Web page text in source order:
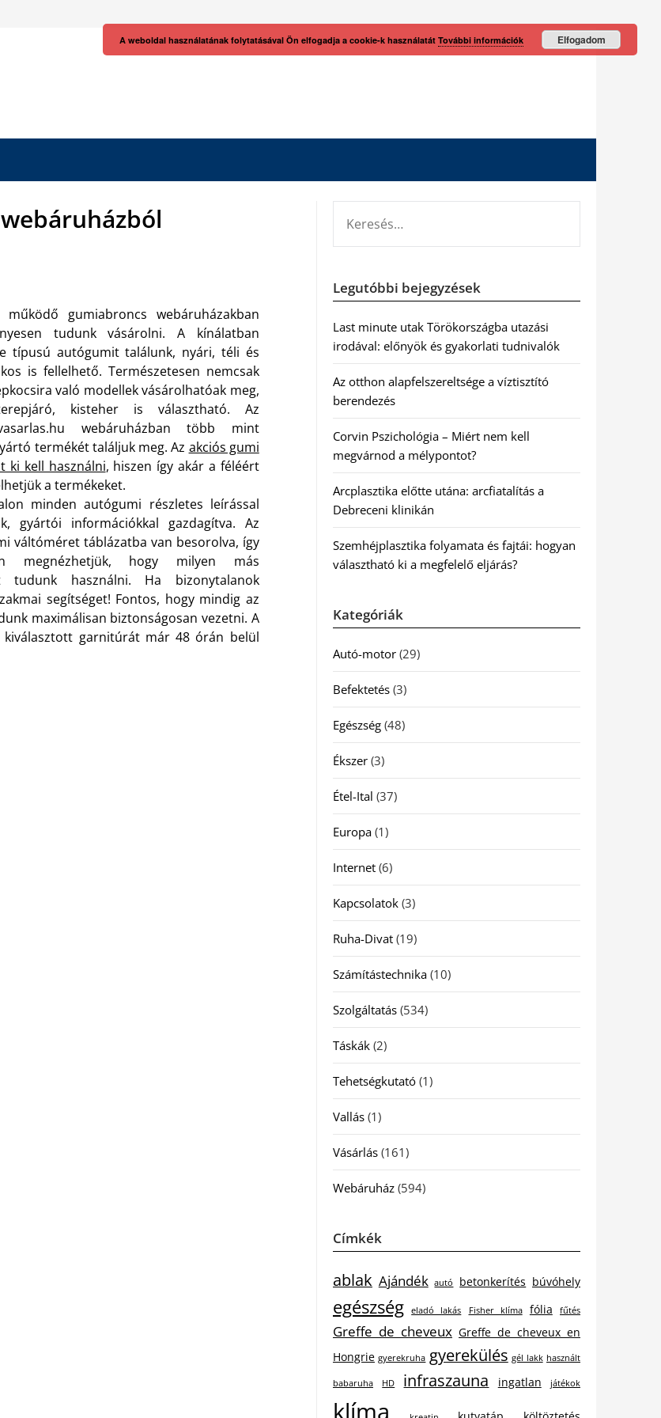
gumiabroncs webáruházakban
tudunk vásárolni. A kínálatban
típusú autógumit találunk, nyári, téli és
is fellelhető. Természetesen nemcsak
való modellek vásárolhatóak meg,
kisteher is választható. Az
webáruházban több mint
termékét találjuk meg. Az akciós gumi
ki kell használni, hiszen így akár a féléért
a termékeket.
minden autógumi részletes leírással
gyártói információkkal gazdagítva. Az
váltóméret táblázatba van besorolva, így
megnézhetjük, hogy milyen más
tudunk használni. Ha bizonytalanok
segítséget! Fontos, hogy mindig az
maximálisan biztonságosan vezetni. A
garnitúrát már 48 órán belül
Legutóbbi bejegyzések
Last minute utak Törökországba utazási
irodával: előnyök és gyakorlati tudnivalók
Az otthon alapfelszereltsége a víztisztító
berendezés
Corvin Pszichológia – Miért nem kell
megvárnod a mélypontot?
Arcplasztika előtte utána: arcfiatalítás a
Debreceni klinikán
Szemhéjplasztika folyamata és fajtái: hogyan
választható ki a megfelelő eljárás?
Kategóriák
Autó-motor(29)
Befektetés(3)
Egészség(48)
Ékszer(3)
Étel-Ital (37)
Europa(1)
Internet(6)
Kapcsolatok(3)
Ruha-Divat(19)
Számítástechnika(10)
Szolgáltatás(534)
Táskák(2)
Tehetségkutató(1)
Vallás(1)
Vásárlás(161)
Webáruház(594)
Címkék
ablak Ajándék autó betonkerítés búvóhely
egészség eladó lakás Fisher klíma fólia fűtés
Greffe de cheveux Greffe de cheveux en
Hongrie gyerekruha gyerekülés gél lakk használt
babaruha HD infraszauna ingatlan játékok
klíma
A weboldal használatának folytatásával Ön elfogadja a cookie-k használatát További információk Elfogadom